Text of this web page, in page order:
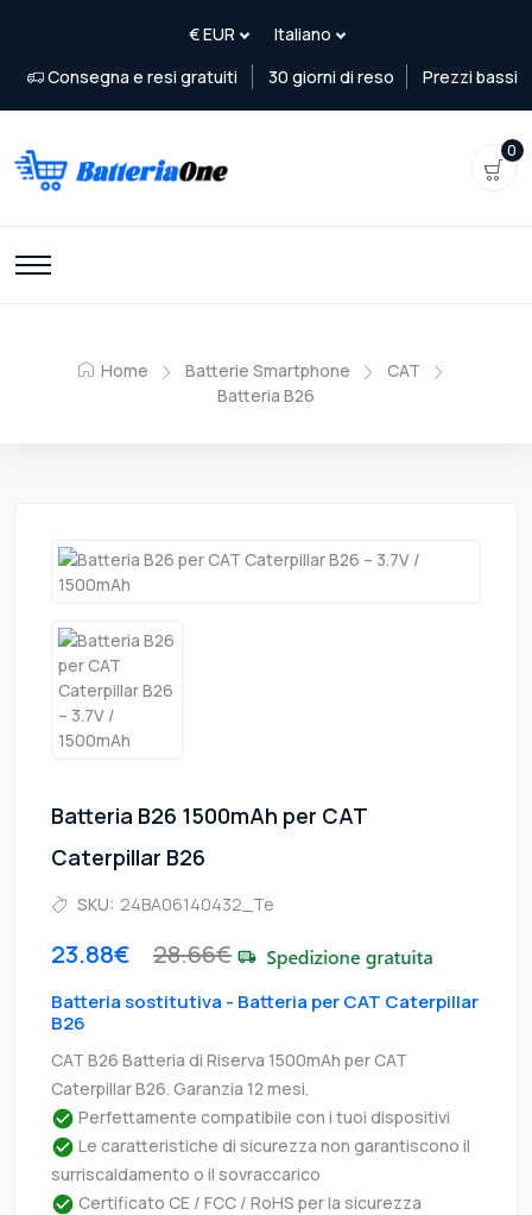
Consegna e resi gratuiti 30 giorni di reso Prezzi bassi
0
Home Batterie Smartphone
CAT
Batteria B26
Batteria B26 1500mAh per CAT
Caterpillar B26
SKU: 24BA06140432_Te
23.88€ 28.66€
Batteria sostitutiva - Batteria per CAT Caterpillar
B26
CAT B26 Batteria di Riserva 1500mAh per CAT
Caterpillar B26. Garanzia 12 mesi.
Perfettamente compatibile con i tuoi dispositivi
Le caratteristiche di sicurezza non garantiscono il
surriscaldamento o il sovraccarico
Certificato CE / FCC / RoHS per la sicurezza